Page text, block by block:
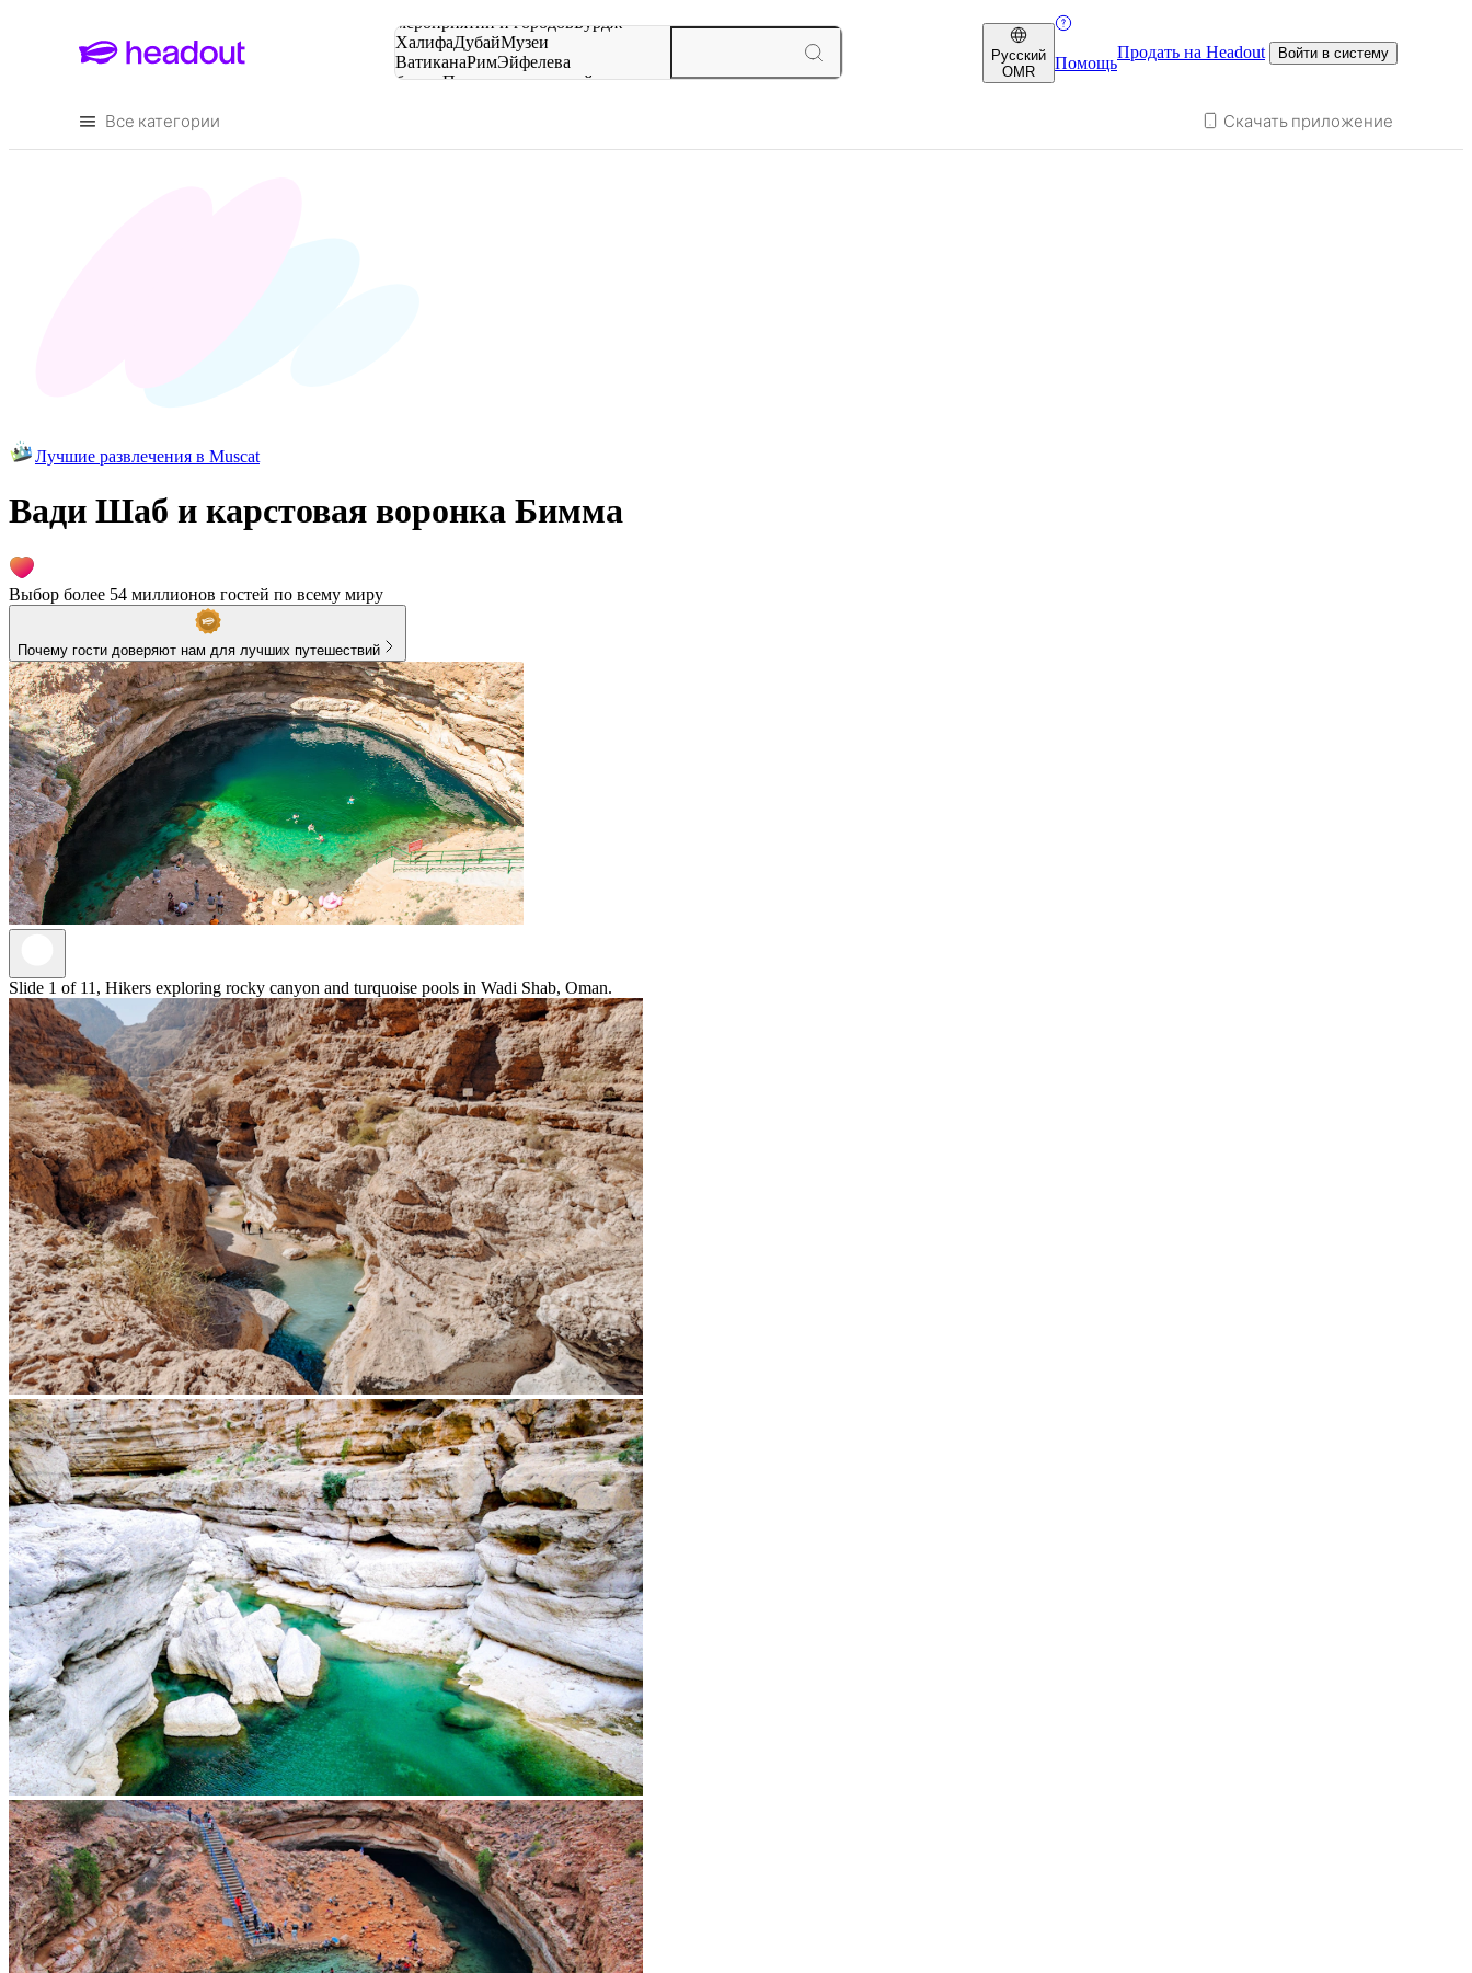
мероприятий и городовБурдж-
ХалифаДубайМузеи
ВатиканаРимЭйфелева
башняПарижмероприятий и
Русский
OMR
Помощь
Продать на Headout Войти в систему
Все категории Скачать приложение
Лучшие развлечения в Muscat
Вади Шаб и карстовая воронка Бимма
Выбор более 54 миллионов гостей по всему миру
Почему гости доверяют нам для лучших путешествий
Slide 1 of 11, Hikers exploring rocky canyon and turquoise pools in Wadi Shab, Oman.